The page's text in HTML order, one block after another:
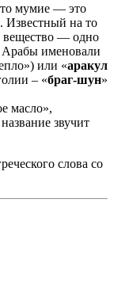
мумие — это
Известный на то
вещество — одно
именовали
или «аракул
– «браг-шун»
масло»,
звучит
слова со